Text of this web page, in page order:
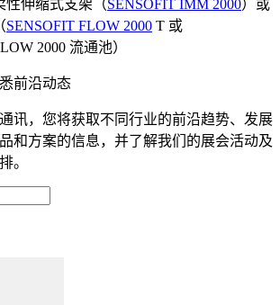
性伸缩式支架（SENSOFIT IMM 2000）或
SENSOFIT FLOW 2000 T 或
2000 流通池）
前沿动态
讯，您将获取不同行业的前沿趋势、发展
和方案的信息，并了解我们的展会活动及
。